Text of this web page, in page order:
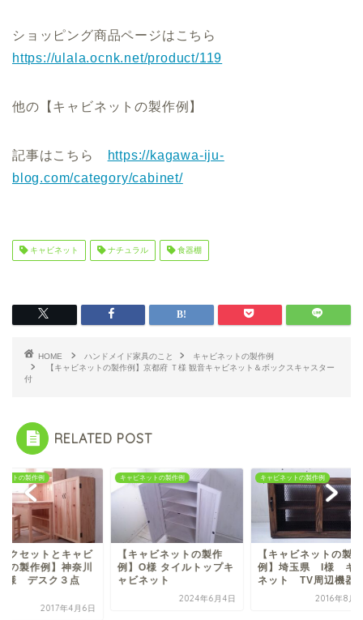
ショッピング商品ページはこちら
https://ulala.ocnk.net/product/119
他の【キャビネットの製作例】
記事はこちら
https://kagawa-iju-
blog.com/category/cabinet/
キャビネット ナチュラル 食器棚
HOME ハンドメイド家具のこと
キャビネットの製作例
【キャビネットの製作例】京都府 Ｔ様 観音キャビネット＆ボックスキャスター
付
RELATED POST
ネットの製作例
ャビネットの製作
O様 タイルトップキ
ネット
キャビネットの製作例
【キャビネットの製作
例】埼玉県 I様 キャビ
ネット TV周辺機器収...
2016年8月20日
キャビネットの製作例
【デスクセットとキ
ネットの製作例】神
県 D様 デスク３